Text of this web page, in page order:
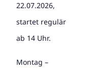
22.07.2026,
startet regulär
ab 14 Uhr.
Montag –